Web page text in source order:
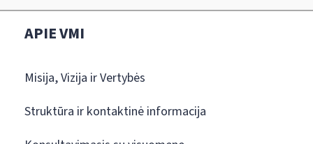
APIE VMI
Misija, Vizija ir Vertybės
Struktūra ir kontaktinė informacija